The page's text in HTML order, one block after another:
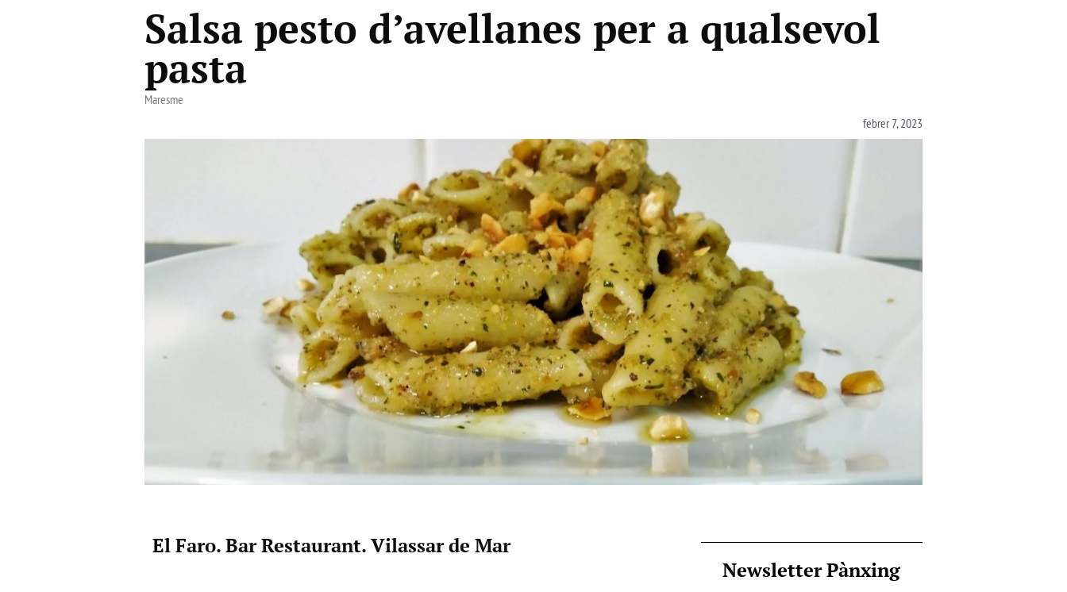
Salsa pesto d’avellanes per a qualsevol
pasta
Maresme
febrer 7, 2023
El Faro. Bar Restaurant. Vilassar de Mar
Newsletter Pànxing